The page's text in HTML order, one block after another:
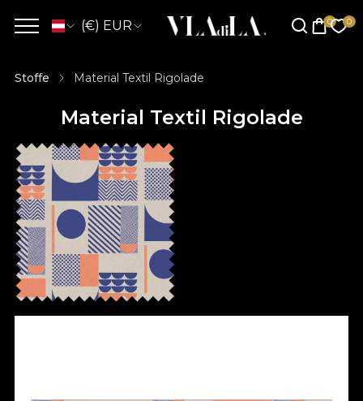
(€) EUR
Stoffe Material Textil Rigolade
Material Textil Rigolade